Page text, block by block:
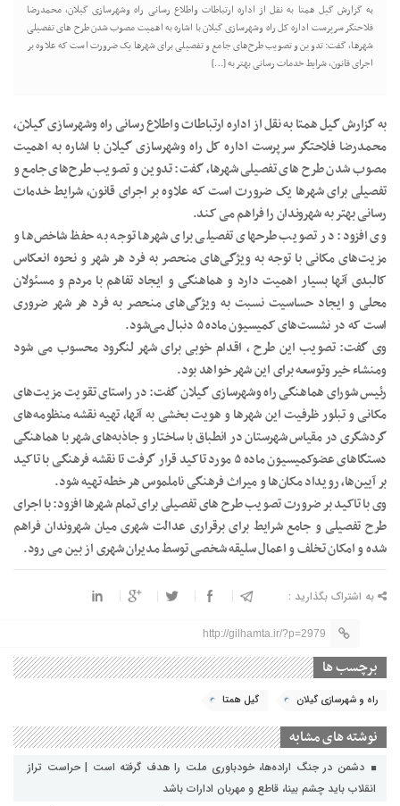
به گزارش گیل همتا به نقل از اداره ارتباطات واطلاع رسانی راه وشهرسازی گیلان، محمدرضا
فلاحتگر سرپرست اداره کل راه وشهرسازی گیلان با اشاره به اهمیت مصوب شدن طرح های تفصیلی
شهرها، گفت: تدوین و تصویب طرح‌های جامع و تفصیلی برای شهرها یک ضرورت است که علاوه بر
اجرای قانون، شرایط خدمات رسانی بهتر به […]
به گزارش گیل همتا به نقل از اداره ارتباطات واطلاع رسانی راه وشهرسازی گیلان،
محمدرضا فلاحتگر سرپرست اداره کل راه وشهرسازی گیلان با اشاره به اهمیت
مصوب شدن طرح های تفصیلی شهرها، گفت: تدوین و تصویب طرح‌های جامع و
تفصیلی برای شهرها یک ضرورت است که علاوه بر اجرای قانون، شرایط خدمات
رسانی بهتر به شهروندان را فراهم می کند.
وی افزود: در تصویب طرحهای تفصیلی برای شهرها توجه به حفظ شاخص‌ها و
مزیت‌های مکانی با توجه به ویژگی‌های منحصر به فرد هر شهر و نحوه انعکاس
کالبدی آنها بسیار اهمیت دارد و هماهنگی و ایجاد تفاهم با مردم و مسئولان
محلی و ایجاد حساسیت نسبت به ویژگی‌های منحصر به فرد هر شهر ضروری
است که در نشست‌های کمیسیون ماده ۵ دنبال می‌شود.
وی گفت: تصویب این طرح ، اقدام خوبی برای شهر لنگرود محسوب می شود
ومنشاء خیر وتوسعه برای این شهر خواهد بود.
رئیس شورای هماهنگی راه وشهرسازی گیلان گفت: در راستای تقویت مزیت‌های
مکانی و تبلور ظرفیت این شهرها و هویت بخشی به آنها، تهیه نقشه منظومه‌های
گردشگری در مقیاس شهرستان در انطباق با ساختار و جاذبه‌های شهر با هماهنگی
دستگاهای عضوکمیسیون ماده ۵ مورد تاکید قرار گرفت تا نقشه فرهنگی با تاکید
بر آیین‌ها، رویداد مکان‌ها و میراث فرهنگی ناملموس هر خطه تهیه شود.
وی با تاکید بر ضرورت تصویب طرح های تفصیلی برای تمام شهرها افزود: با اجرای
طرح تفصیلی و جامع شرایط برای برقراری عدالت شهری میان شهروندان فراهم
شده و امکان تخلف و اعمال سلیقه شخصی توسط مدیران شهری از بین می رود.
به اشتراک بگذارید :
http://gilhamta.ir/?p=2979
برچسب ها
راه و شهرسازی گیلان گیل همتا
نوشته های مشابه
دشمن در جنگ اراده‌ها، خودباوری ملت را هدف گرفته است | حراست تراز
انقلاب باید چشم بینا، قاطع و مهربان ادارات باشد